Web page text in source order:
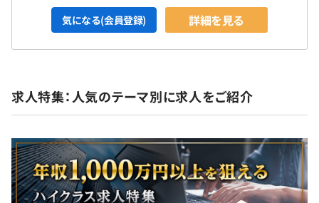
気になる(会員登録) 詳細を見る
求人特集：人気のテーマ別に求人をご紹介